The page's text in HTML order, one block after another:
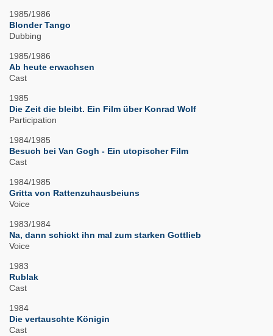
1985/1986
Blonder Tango
Dubbing
1985/1986
Ab heute erwachsen
Cast
1985
Die Zeit die bleibt. Ein Film über Konrad Wolf
Participation
1984/1985
Besuch bei Van Gogh - Ein utopischer Film
Cast
1984/1985
Gritta von Rattenzuhausbeiuns
Voice
1983/1984
Na, dann schickt ihn mal zum starken Gottlieb
Voice
1983
Rublak
Cast
1984
Die vertauschte Königin
Cast